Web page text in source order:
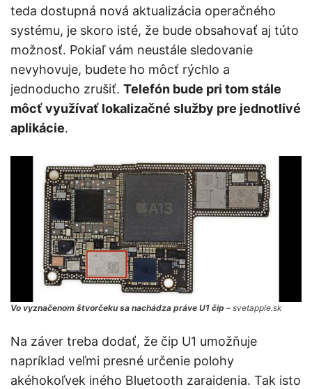
teda dostupná nová aktualizácia operačného
systému, je skoro isté, že bude obsahovať aj túto
možnosť. Pokiaľ vám neustále sledovanie
nevyhovuje, budete ho môcť rýchlo a
jednoducho zrušiť. Telefón bude pri tom stále
môcť využívať lokalizačné služby pre jednotlivé
aplikácie.
Vo vyznačenom štvorčeku sa nachádza práve U1 čip – svetapple.sk
Na záver treba dodať, že čip U1 umožňuje
napríklad veľmi presné určenie polohy
akéhokoľvek iného Bluetooth zaraidenia. Tak isto